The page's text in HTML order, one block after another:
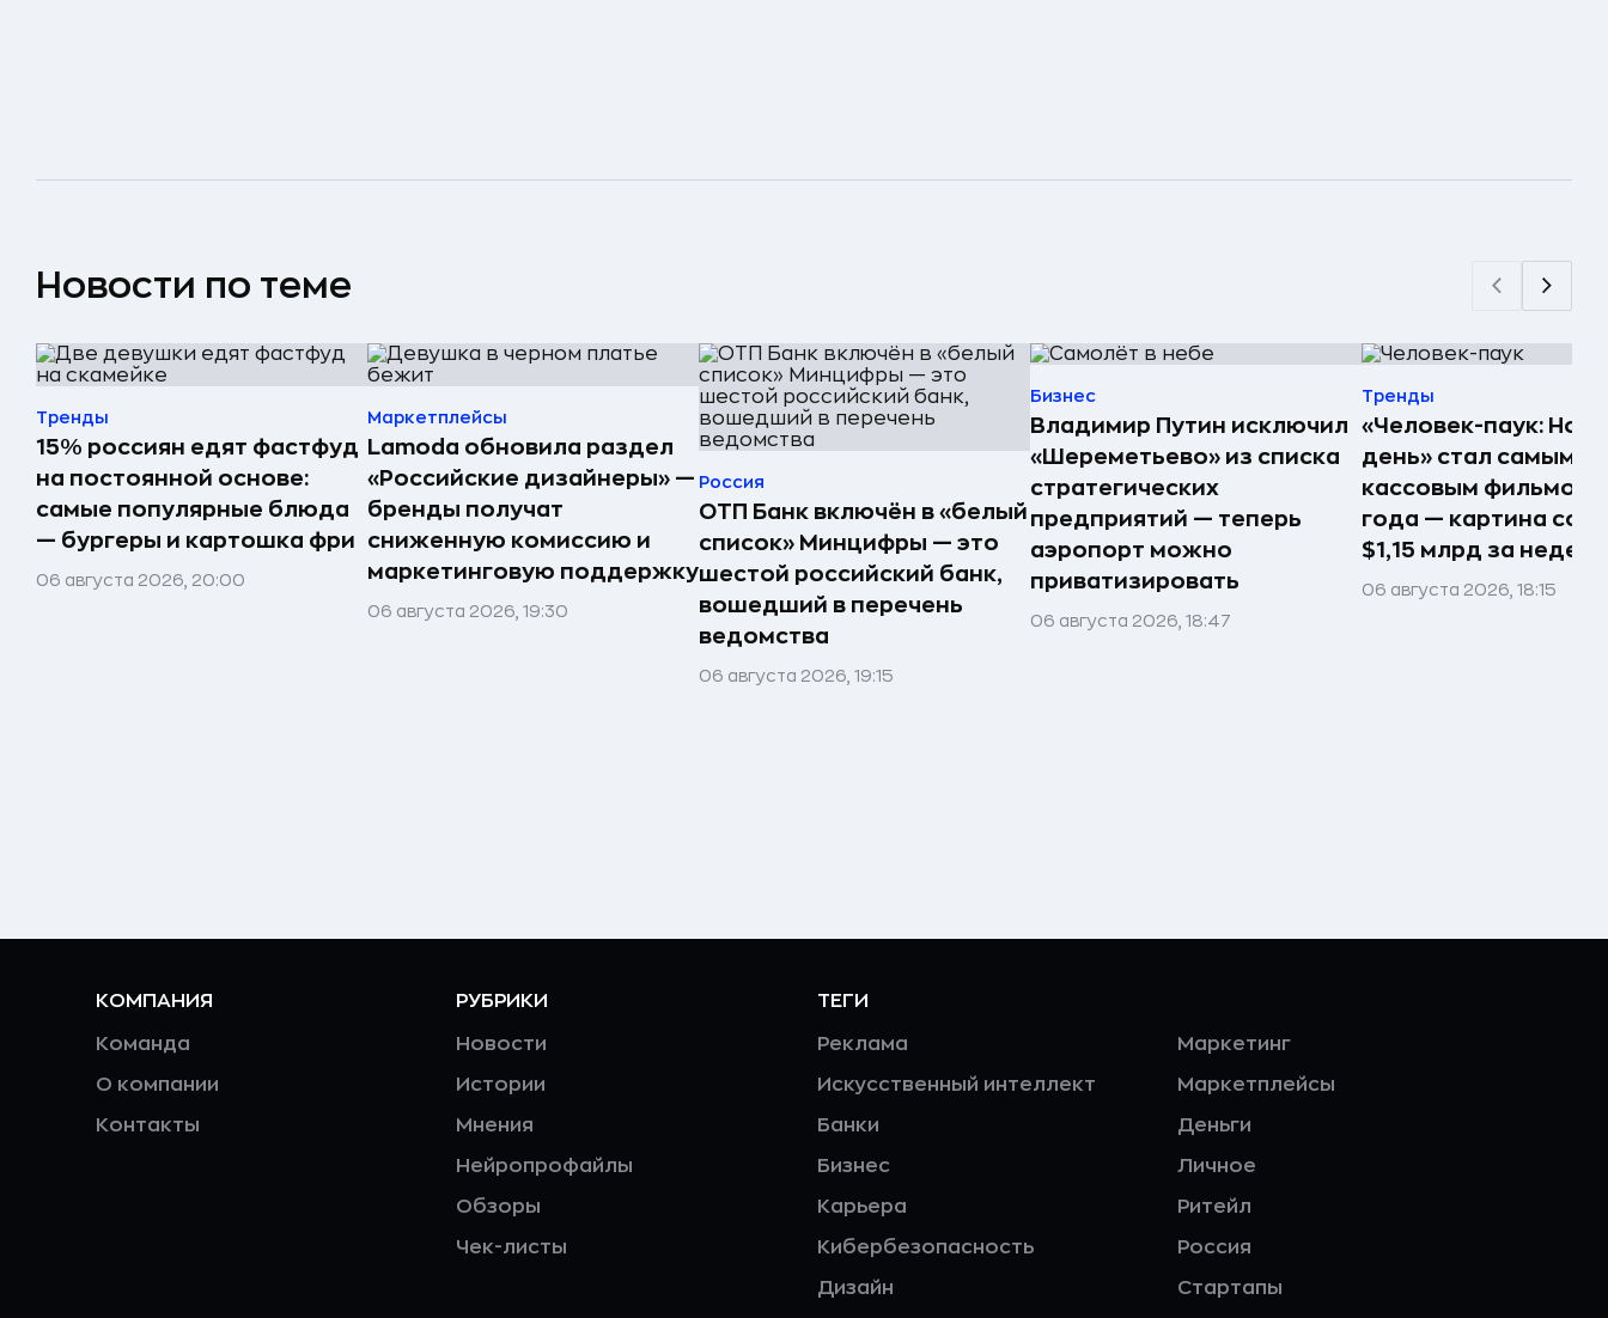
Новости по теме
Тренды
15% россиян едят фастфуд
на постоянной основе:
самые популярные блюда
— бургеры и картошка фри
06 августа 2026, 20:00
Маркетплейсы
Lamoda обновила раздел
«Российские дизайнеры» —
бренды получат
сниженную комиссию и
маркетинговую поддержку
06 августа 2026, 19:30
Россия
ОТП Банк включён в «белый
список» Минцифры — это
шестой российский банк,
вошедший в перечень
ведомства
06 августа 2026, 19:15
Бизнес
Владимир Путин исключил
«Шереметьево» из списка
стратегических
предприятий — теперь
аэропорт можно
приватизировать
06 августа 2026, 18:47
Тренды
«Человек-паук:
день» стал самым
кассовым фильмом
года — картина
$1,15 млрд за
06 августа 2026, 18:15
КОМПАНИЯ
Команда
О компании
Контакты
РУБРИКИ
Новости
Истории
Мнения
Нейропрофайлы
Обзоры
Чек-листы
ТЕГИ
Реклама
Искусственный интеллект
Банки
Бизнес
Карьера
Кибербезопасность
Дизайн
Маркетинг
Маркетплейсы
Деньги
Личное
Ритейл
Россия
Стартапы